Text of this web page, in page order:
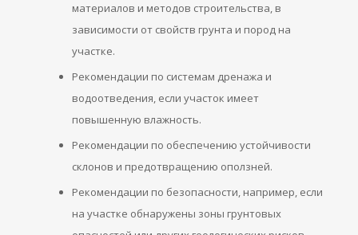
материалов и методов строительства, в
зависимости от свойств грунта и пород на
участке.
Рекомендации по системам дренажа и
водоотведения, если участок имеет
повышенную влажность.
Рекомендации по обеспечению устойчивости
склонов и предотвращению оползней.
Рекомендации по безопасности, например, если
на участке обнаружены зоны грунтовых